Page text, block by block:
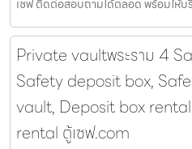
เซฟ ติดต่อสอบถามได้ตลอด พร้อมให้บ
Private vaultพระราม 4
Safety deposit box,
vault, Deposit box
rental ตู้เซฟ.com